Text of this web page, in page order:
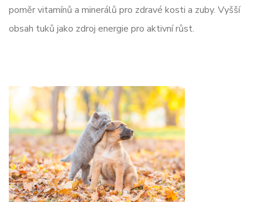
poměr vitamínů a minerálů pro zdravé kosti a zuby. Vyšší
obsah tuků jako zdroj energie pro aktivní růst.